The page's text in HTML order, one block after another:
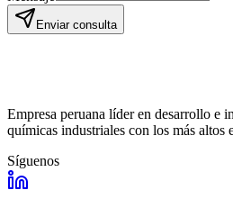
Enviar consulta
Empresa peruana líder en desarrollo e
químicas industriales con los más altos
Síguenos